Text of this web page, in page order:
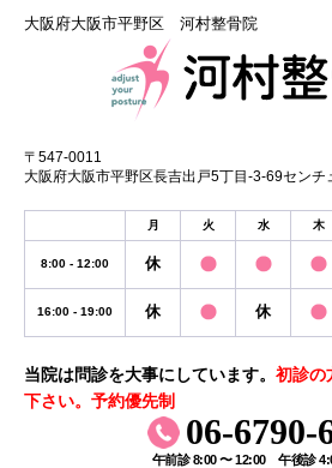
大阪府大阪市平野区 河村整骨院
〒547-0011
大阪府大阪市平野区長吉出戸5丁目-3-69センチ
月 火 水 木
8:00 - 12:00 休
16:00 - 19:00 休 休
当院は問診を大事にしています。 初診の
下さい。予約優先制
06-6790-
午前診 8:00 〜 12:00 午後診